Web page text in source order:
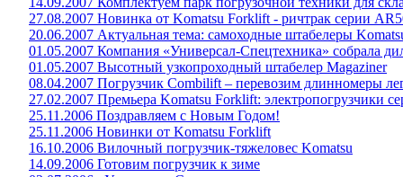
27.08.2007 Новинка от Komatsu Forklift - ричтрак серии
20.06.2007 Актуальная тема: самоходные штабелеры
01.05.2007 Компания «Универсал-Спецтехника» собрала
01.05.2007 Высотный узкопроходный штабелер Magaziner
08.04.2007 Погрузчик Combilift – перевозим длинномеры
27.02.2007 Премьера Komatsu Forklift: электропогрузчики
25.11.2006 Поздравляем с Новым Годом!
25.11.2006 Новинки от Komatsu Forklift
16.10.2006 Вилочный погрузчик-тяжеловес Komatsu
14.09.2006 Готовим погрузчик к зиме